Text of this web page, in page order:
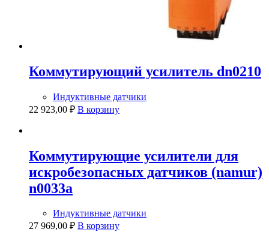
Коммутирующий усилитель dn0210
Индуктивные датчики
22 923,00 ₽ В корзину
Коммутирующие усилители для
искробезопасных датчиков (namur)
n0033a
Индуктивные датчики
27 969,00 ₽ В корзину